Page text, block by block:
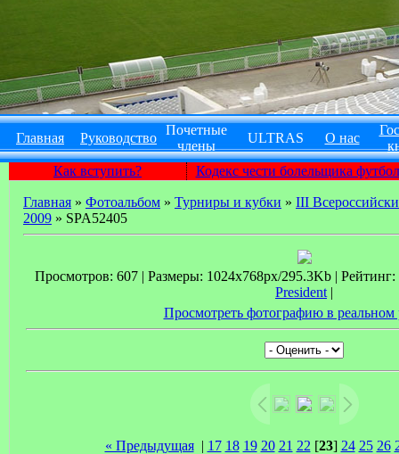
Главная Руководство
Почетные
члены
ULTRAS О нас
Как вступить?
Кодекс чести болельщика
Главная » Фотоальбом » Турниры и кубки » III
2009 » SPA52405
Просмотров: 607 | Размеры: 1024x768px/295.3Kb |
President |
Просмотреть фотографию в реальном
« Предыдущая| 17 18 19 20 21 22 [23] 24 25 26